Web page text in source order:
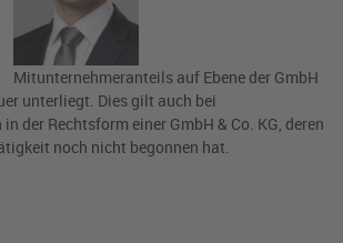
Mitunternehmeranteils auf Ebene der GmbH
unterliegt. Dies gilt auch bei
der Rechtsform einer GmbH & Co. KG, deren
noch nicht begonnen hat.